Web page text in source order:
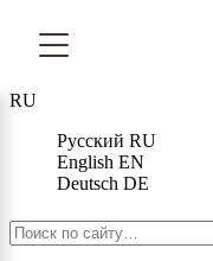
RU
Русский RU
English EN
Deutsch DE